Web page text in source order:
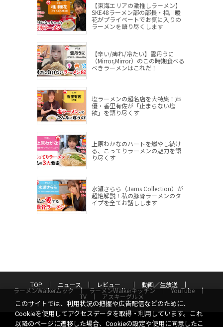
【東海エリアの激推しラーメン】
SKE48ラーメン部の部長・相川暖
花がプライベートでお気に入りの
ラーメンを語り尽くします
【辛い/痺れ/冷たい】雲丹うに
（Mirror,Mirror）のこの時期食べる
べきラーメンはこれだ！
塩ラーメンの超名店を大特集！声
優・香里有佐が「止まらない塩
欲」を語り尽くす
上原わかなのハートを燃やし続け
る、こってりラーメンの魅力を語
り尽くす
水瀬さらら（Jams Collection）が
超絶解説！私の豚骨ラーメンのタ
イプを全てお話しします
TOP ニュース レビュー 動画／生放送
ラーメンWalkerムック ラーメンWalkerキッチン YouTube
TV アスキーグルメ
このサイトでは、利用状況の把握や広告配信などのために、
Cookieを使用してアクセスデータを取得・利用しています。これ
以降のページに遷移した場合、Cookieの設定や使用に同意したこ